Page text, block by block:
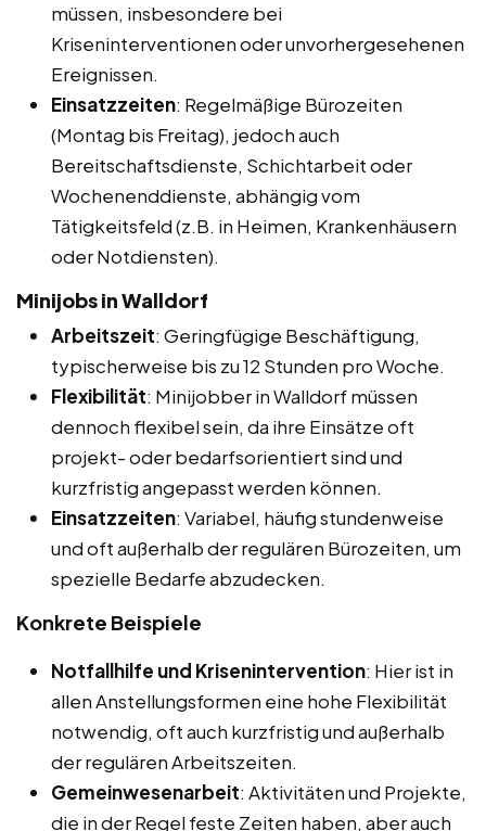
müssen, insbesondere bei
Kriseninterventionen oder unvorhergesehenen
Ereignissen.
Einsatzzeiten: Regelmäßige Bürozeiten
(Montag bis Freitag), jedoch auch
Bereitschaftsdienste, Schichtarbeit oder
Wochenenddienste, abhängig vom
Tätigkeitsfeld (z.B. in Heimen, Krankenhäusern
oder Notdiensten).
Minijobs in Walldorf
Arbeitszeit: Geringfügige Beschäftigung,
typischerweise bis zu 12 Stunden pro Woche.
Flexibilität: Minijobber in Walldorf müssen
dennoch flexibel sein, da ihre Einsätze oft
projekt- oder bedarfsorientiert sind und
kurzfristig angepasst werden können.
Einsatzzeiten: Variabel, häufig stundenweise
und oft außerhalb der regulären Bürozeiten, um
spezielle Bedarfe abzudecken.
Konkrete Beispiele
Notfallhilfe und Krisenintervention: Hier ist in
allen Anstellungsformen eine hohe Flexibilität
notwendig, oft auch kurzfristig und außerhalb
der regulären Arbeitszeiten.
Gemeinwesenarbeit: Aktivitäten und Projekte,
die in der Regel feste Zeiten haben, aber auch